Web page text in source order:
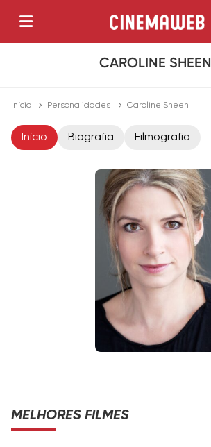
CAROLINE SHEEN
Início Personalidades Caroline Sheen
Início Biografia Filmografia
MELHORES FILMES